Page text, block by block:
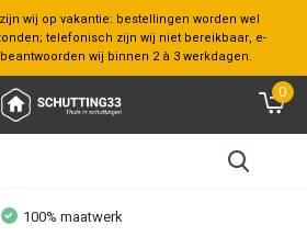
wij op vakantie: bestellingen worden wel
telefonisch zijn wij niet bereikbaar, e-
wij binnen 2 à 3 werkdagen.
0
Bezoek onze